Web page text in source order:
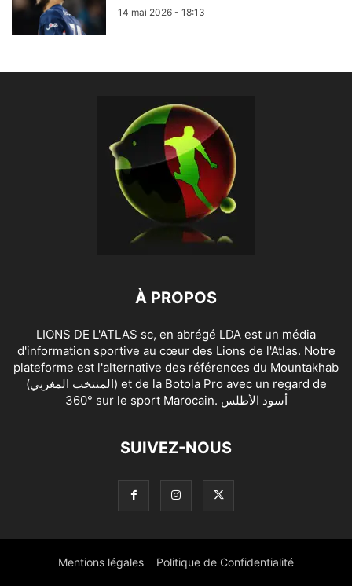
14 mai 2026 - 18:13
À PROPOS
LIONS DE L'ATLAS sc, en abrégé LDA est un média
d'information sportive au cœur des Lions de l'Atlas. Notre
plateforme est l'alternative des références du Mountakhab
(المنتخب المغربي) et de la Botola Pro avec un regard de
360° sur le sport Marocain. أسود الأطلس
SUIVEZ-NOUS
Mentions légales Politique de Confidentialité